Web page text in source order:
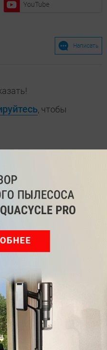
YouTube
Написать
, чтобы
Dreame Z40 AquaCycle